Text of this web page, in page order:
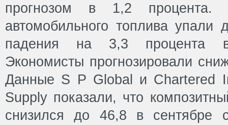
прогнозом в 1,2 процента.
автомобильного топлива упали
падения на 3,3 процента
Экономисты прогнозировали
Данные S P Global и Chartered
Supply показали, что
снизился до 46,8 в сентябре